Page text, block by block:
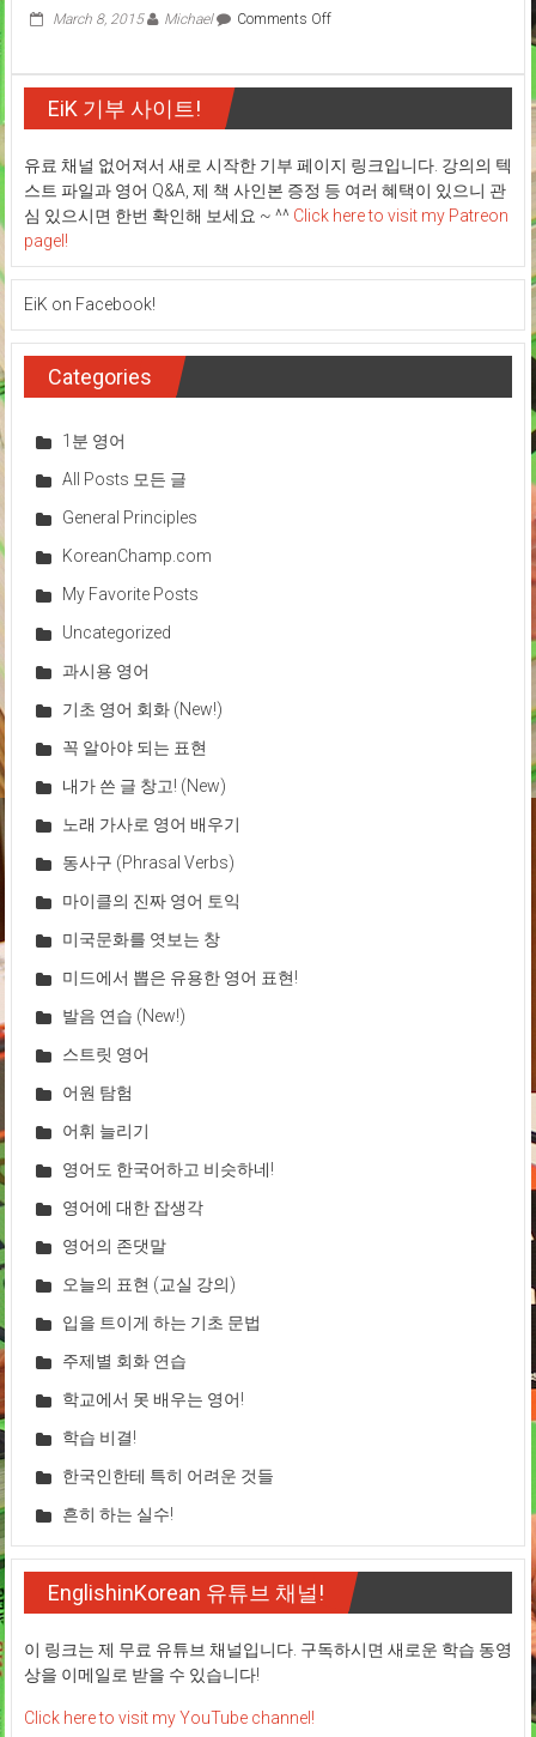
어
회
3
가
족
March 8, 2015 Michael Comments Offon
Ten
in
Ten
(10
에
EiK 기부 사이트!
유료 채널 없어져서 새로 시작한 기부 페이지 링크입니다. 강의의 텍
스트 파일과 영어 Q&A, 제 책 사인본 증정 등 여러 혜택이 있으니 관
심 있으시면 한번 확인해 보세요 ~ ^^ Click here to visit my Patreon
pagel!
EiK on Facebook!
Categories
1분 영어
All Posts 모든 글
General Principles
KoreanChamp.com
My Favorite Posts
Uncategorized
과시용 영어
기초 영어 회화 (New!)
꼭 알아야 되는 표현
내가 쓴 글 창고! (New)
노래 가사로 영어 배우기
동사구 (Phrasal Verbs)
마이클의 진짜 영어 토익
미국문화를 엿보는 창
미드에서 뽑은 유용한 영어 표현!
발음 연습 (New!)
스트릿 영어
어원 탐험
어휘 늘리기
영어도 한국어하고 비슷하네!
영어에 대한 잡생각
영어의 존댓말
오늘의 표현 (교실 강의)
입을 트이게 하는 기초 문법
주제별 회화 연습
학교에서 못 배우는 영어!
학습 비결!
한국인한테 특히 어려운 것들
흔히 하는 실수!
EnglishinKorean 유튜브 채널!
이 링크는 제 무료 유튜브 채널입니다. 구독하시면 새로운 학습 동영
상을 이메일로 받을 수 있습니다!
Click here to visit my YouTube channel!